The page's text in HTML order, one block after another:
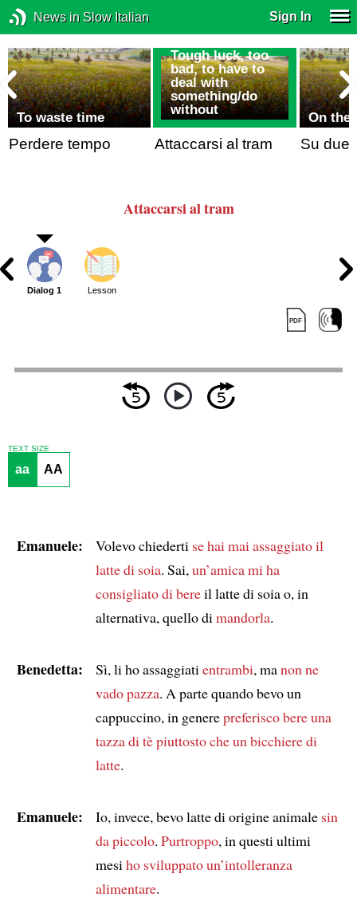
News in Slow Italian Sign In
To waste time
Perdere tempo
Tough luck, too
bad, to have to
deal with
something/do
without
Attaccarsi al tram
On the
Su due
Attaccarsi al tram
Dialog 1 Lesson
TEXT SIZE
aa AA
Emanuele: Volevo chiederti se hai mai assaggiato il
latte di soia. Sai, un’amica mi ha
consigliato di bereil latte di soia o, in
alternativa, quello di mandorla.
Benedetta: Sì, li ho assaggiati entrambi, manon ne
vado pazza. A parte quando bevo un
cappuccino, in generepreferisco bere una
tazza di tèpiuttosto che un bicchiere di
latte.
Emanuele: Io, invece, bevo latte di origine animale sin
da piccolo. Purtroppo, in questi ultimi
mesi ho sviluppato un’intolleranza
alimentare.